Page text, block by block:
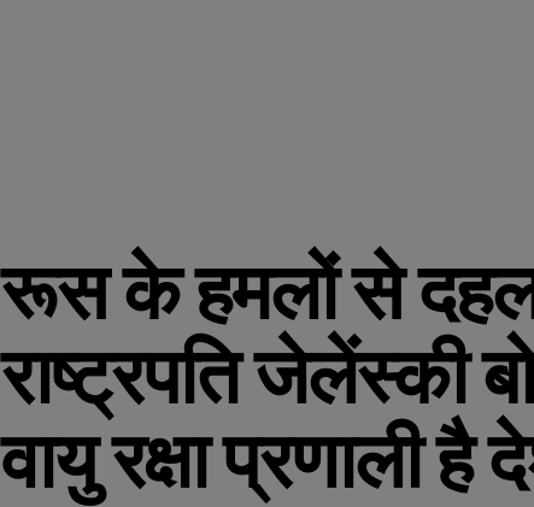
रूस के हमलों से
राष्ट्रपति जेलेंस्की
वायु रक्षा प्रणाली